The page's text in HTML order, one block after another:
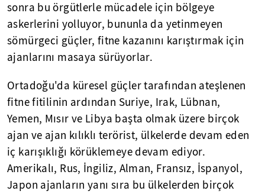
sonra bu örgütlerle mücadele için bölgeye
askerlerini yolluyor, bununla da yetinmeyen
sömürgeci güçler, fitne kazanını karıştırmak için
ajanlarını masaya sürüyorlar.
Ortadoğu'da küresel güçler tarafından ateşlenen
fitne fitilinin ardından Suriye, Irak, Lübnan,
Yemen, Mısır ve Libya başta olmak üzere birçok
ajan ve ajan kılıklı terörist, ülkelerde devam eden
iç karışıklığı körüklemeye devam ediyor.
Amerikalı, Rus, İngiliz, Alman, Fransız, İspanyol,
Japon ajanların yanı sıra bu ülkelerden birçok